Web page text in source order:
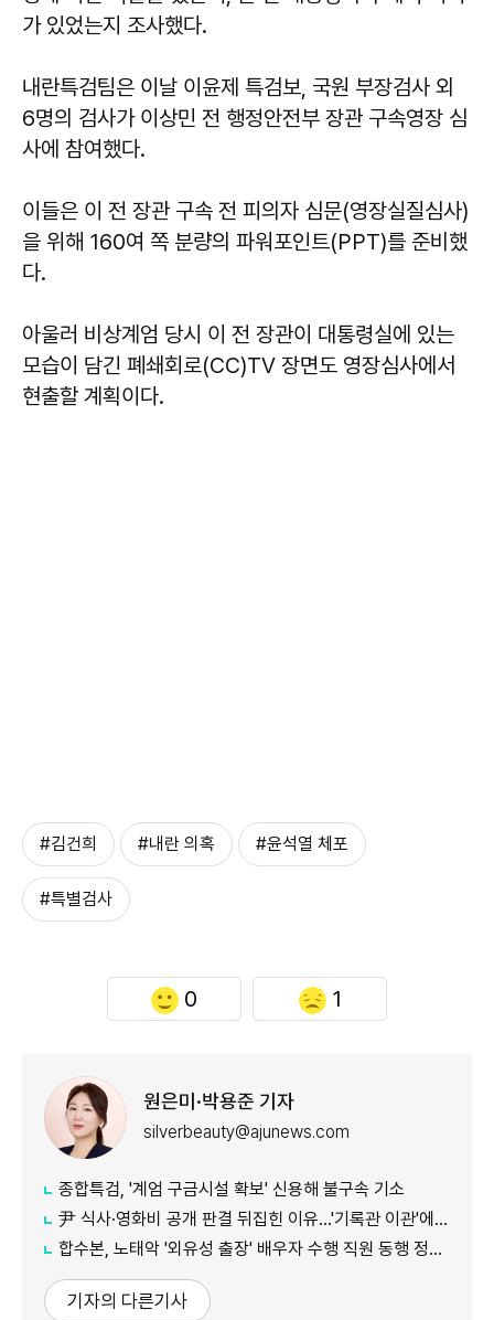
가 있었는지 조사했다.
내란특검팀은 이날 이윤제 특검보, 국원 부장검사 외
6명의 검사가 이상민 전 행정안전부 장관 구속영장 심
사에 참여했다.
이들은 이 전 장관 구속 전 피의자 심문(영장실질심사)
을 위해 160여 쪽 분량의 파워포인트(PPT)를 준비했
다.
아울러 비상계엄 당시 이 전 장관이 대통령실에 있는
모습이 담긴 폐쇄회로(CC)TV 장면도 영장심사에서
현출할 계획이다.
#김건희 #내란 의혹 #윤석열 체포
#특별검사
0 1
원은미·박용준 기자
silverbeauty@ajunews.com
종합특검, '계엄 구금시설 확보' 신용해 불구속 기소
尹 식사·영화비 공개 판결 뒤집힌 이유…'기록관 이관'에 소송 실익 쟁점
합수본, 노태악 '외유성 출장' 배우자 수행 직원 동행 정황 포착
기자의 다른기사